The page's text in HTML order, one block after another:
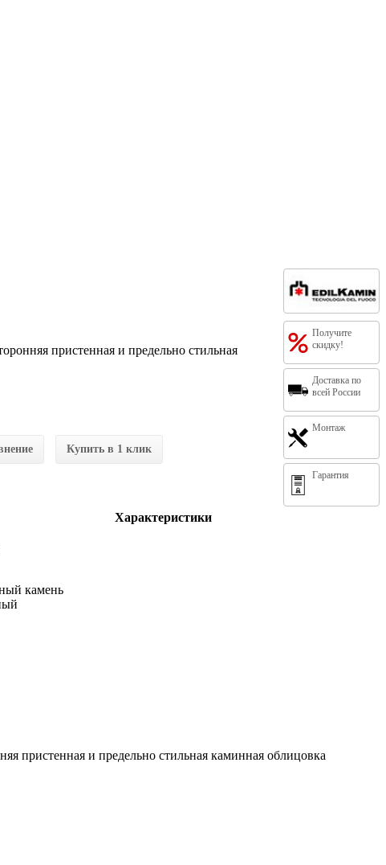
Получите
скидку!
Доставка по
всей России
Монтаж
Гарантия
пристенная и предельно стильная
Купить в 1 клик
Характеристики
камень
пристенная и предельно стильная каминная облицовка